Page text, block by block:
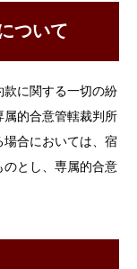
ついて
に関する一切の紛
的合意管轄裁判所
場合においては、宿
とし、専属的合意